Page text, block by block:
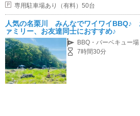
専用駐車場あり（有料）50台
人気の名栗川 みんなでワイワイBBQ♪
ァミリー、お友達同士におすすめ♪
BBQ・バーベキュー場
7時間30分